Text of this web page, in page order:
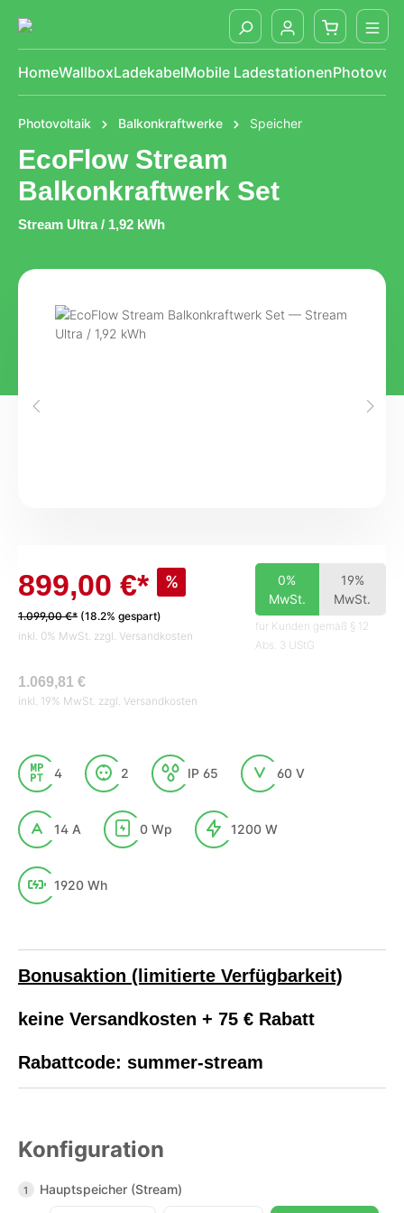
springen
HomeWallboxLadekabelMobile Ladestationen
Photovoltaik Balkonkraftwerke Speicher
EcoFlow Stream
Balkonkraftwerk Set
Stream Ultra / 1,92 kWh
Bildergalerie überspringen
899,00 €* %
1.099,00 €* (18.2% gespart)
inkl. 0% MwSt. zzgl. Versandkosten
0%
MwSt.
19%
MwSt.
für Kunden gemäß § 12
Abs. 3 UStG
1.069,81 €
inkl. 19% MwSt. zzgl. Versandkosten
4 2 IP 65 60 V
14 A 0 Wp 1200 W
1920 Wh
Bonusaktion (limitierte Verfügbarkeit)
keine Versandkosten + 75 € Rabatt
Rabattcode: summer-stream
Konfiguration
1 Hauptspeicher (Stream)